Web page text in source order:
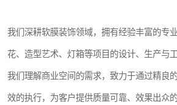
我们深耕软膜装饰领域，拥有经验丰富的专
花、造型艺术、灯箱等项目的设计、生产与工
我们理解商业空间的需求，致力于通过精良
效的执行，为客户提供质量可靠、效果出众